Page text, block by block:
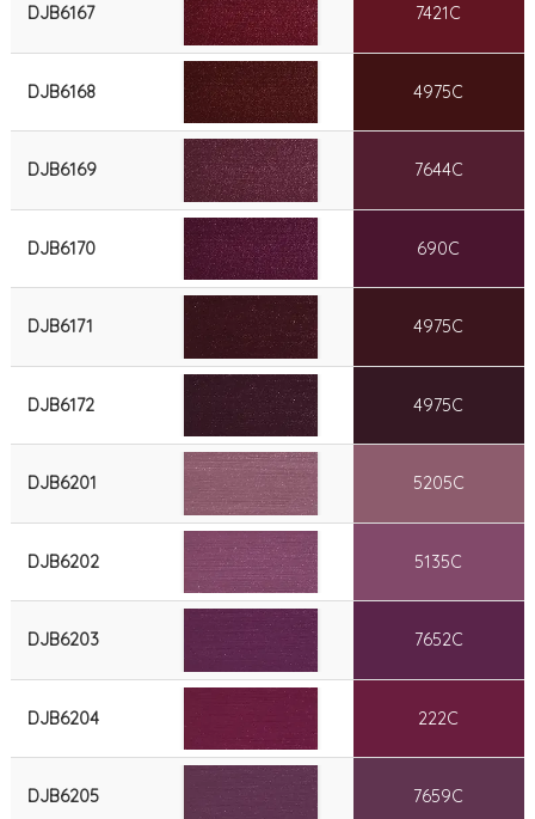
DJB6167 7421C
DJB6168 4975C
DJB6169 7644C
DJB6170 690C
DJB6171 4975C
DJB6172 4975C
DJB6201 5205C
DJB6202 5135C
DJB6203 7652C
DJB6204 222C
DJB6205 7659C